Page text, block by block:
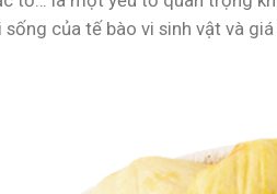
của tế bào vi sinh vật và